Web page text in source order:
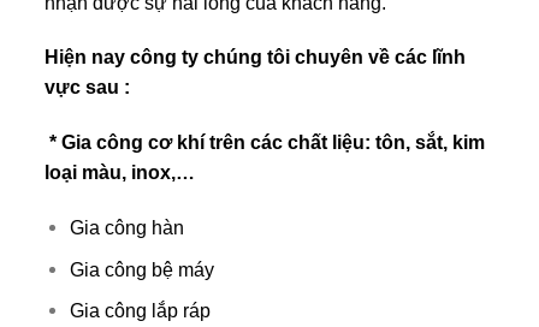
Hiện nay công ty chúng tôi chuyên về các lĩnh
vực sau :
* Gia công cơ khí trên các chất liệu: tôn, sắt, kim
loại màu, inox,…
Gia công hàn
Gia công bệ máy
Gia công lắp ráp